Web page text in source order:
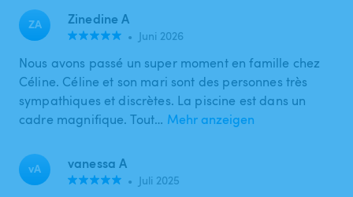
ZA Zinedine A
• Juni 2026
Nous avons passé un super moment en famille chez
Céline. Céline et son mari sont des personnes très
sympathiques et discrètes. La piscine est dans un
cadre magnifique. Tout… Mehr anzeigen
vA vanessa A
• Juli 2025